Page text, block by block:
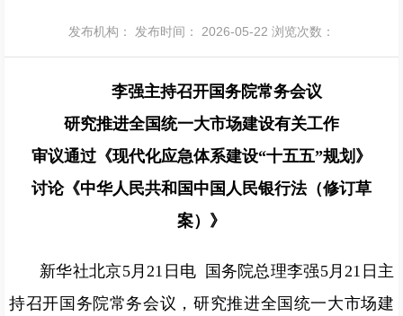
发布机构： 发布时间： 2026-05-22 浏览次数：
李强主持召开国务院常务会议
研究推进全国统一大市场建设有关工作
审议通过《现代化应急体系建设“十五五”规划》
讨论《中华人民共和国中国人民银行法（修订草
案）》
新华社北京5月21日电 国务院总理李强5月21日主
持召开国务院常务会议，研究推进全国统一大市场建